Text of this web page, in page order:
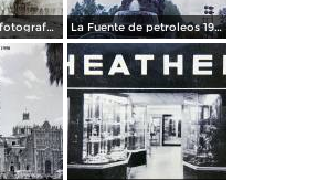
Tlacopac por el fotografo Hugo Brehme. La Fuente de petroleos 1950.